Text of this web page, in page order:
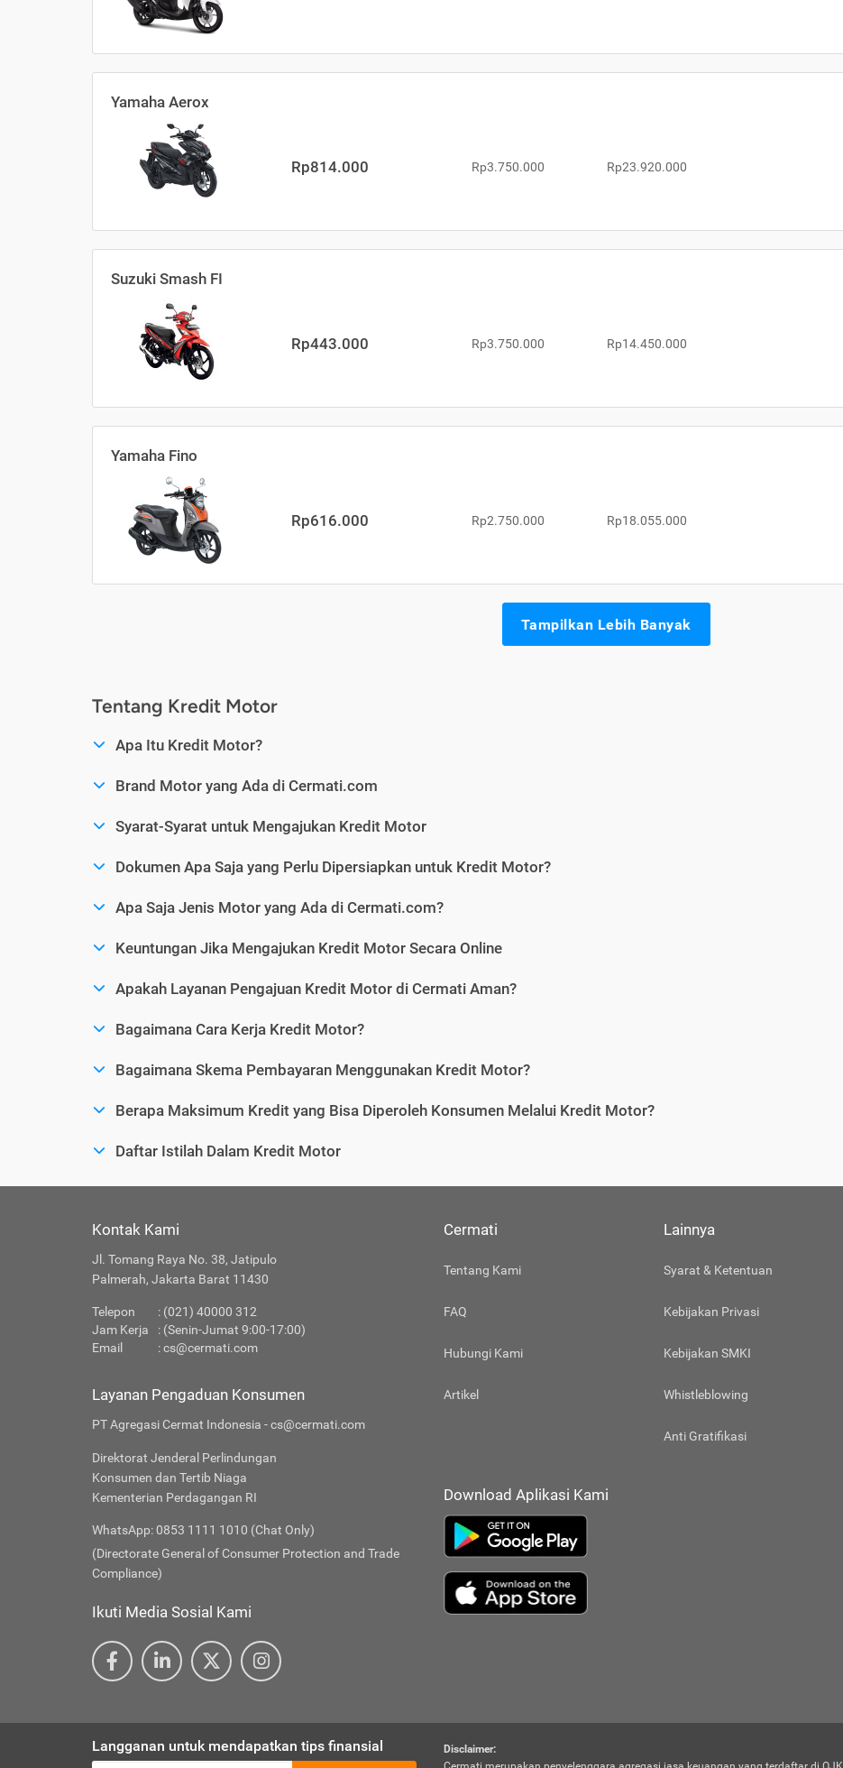
Yamaha Aerox
Rp814.000 Rp3.750.000 Rp23.920.000
Suzuki Smash FI
Rp443.000 Rp3.750.000 Rp14.450.000
Yamaha Fino
Rp616.000 Rp2.750.000 Rp18.055.000
Tampilkan Lebih Banyak
Tentang Kredit Motor
Apa Itu Kredit Motor?
Brand Motor yang Ada di Cermati.com
Syarat-Syarat untuk Mengajukan Kredit Motor
Dokumen Apa Saja yang Perlu Dipersiapkan untuk Kredit Motor?
Apa Saja Jenis Motor yang Ada di Cermati.com?
Keuntungan Jika Mengajukan Kredit Motor Secara Online
Apakah Layanan Pengajuan Kredit Motor di Cermati Aman?
Bagaimana Cara Kerja Kredit Motor?
Bagaimana Skema Pembayaran Menggunakan Kredit Motor?
Berapa Maksimum Kredit yang Bisa Diperoleh Konsumen Melalui Kredit Motor?
Daftar Istilah Dalam Kredit Motor
Kontak Kami
Jl. Tomang Raya No. 38, Jatipulo
Palmerah, Jakarta Barat 11430
Telepon
: (021) 40000 312
Jam Kerja
: (Senin-Jumat 9:00-17:00)
Email
:cs@cermati.com
Layanan Pengaduan Konsumen
PT Agregasi Cermat Indonesia - cs@cermati.com
Direktorat Jenderal Perlindungan
Konsumen dan Tertib Niaga
Kementerian Perdagangan RI
WhatsApp: 0853 1111 1010 (Chat Only)
(Directorate General of Consumer Protection and Trade
Compliance)
Ikuti Media Sosial Kami
Cermati
Tentang Kami
FAQ
Hubungi Kami
Artikel
Lainnya
Syarat & Ketentuan
Kebijakan Privasi
Kebijakan SMKI
Whistleblowing
Anti Gratifikasi
Download Aplikasi Kami
Langganan untuk mendapatkan tips finansial
Disclaimer: